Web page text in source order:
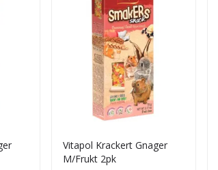
Vitapol Krackert Gnager
M/Frukt 2pk